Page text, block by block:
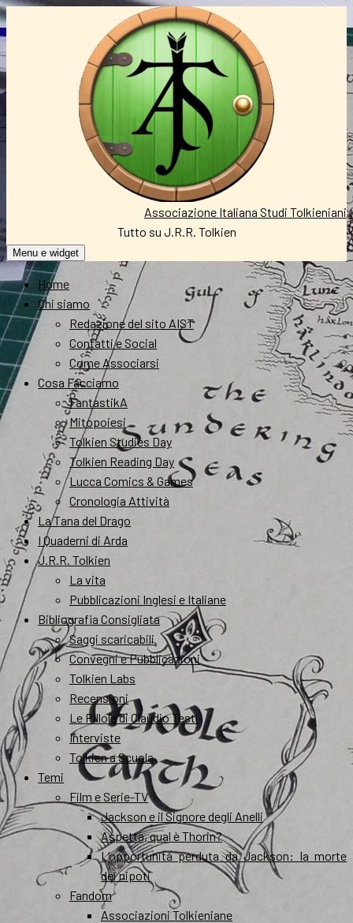
Vai
al
contenuto
Associazione Italiana Studi Tolkieniani
Tutto su J.R.R. Tolkien
Menu e widget
Home
Chi siamo
Redazione del sito AIST
Contatti e Social
Come Associarsi
Cosa Facciamo
FantastikA
Mitopoiesi
Tolkien Studies Day
Tolkien Reading Day
Lucca Comics & Games
Cronologia Attività
La Tana del Drago
I Quaderni di Arda
J.R.R. Tolkien
La vita
Pubblicazioni Inglesi e Italiane
Bibliografia Consigliata
Saggi scaricabili
Convegni e Pubblicazioni
Tolkien Labs
Recensioni
Le Pillole di Claudio Testi
Interviste
Tolkien a Scuola
Temi
Film e Serie-TV
Jackson e il Signore degli Anelli
Aspetta, qual è Thorin?
L’opportunità perduta da Jackson: la morte
dei nipoti
Fandom
Associazioni Tolkieniane